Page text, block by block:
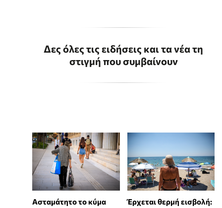
Δες όλες τις ειδήσεις και τα νέα τη
στιγμή που συμβαίνουν
Ασταμάτητο το κύμα Έρχεται θερμή εισβολή: